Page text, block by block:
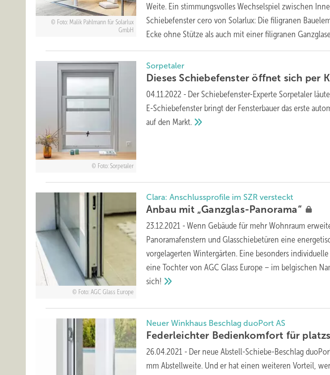
Foto: Malik Pahlmann für Solarlux
GmbH
Weite. Ein stimmungsvolles Wechselspiel zwischen
Schiebefenster cero von Solarlux: Die filigranen
Ecke ohne Stütze als auch mit einer filigranen
Foto: Sorpetaler
Sorpetaler
Dieses Schiebefenster öffnet sich per
04.11.2022 - Der Schiebefenster-Experte Sorpetaler
E-Schiebefenster bringt der Fensterbauer das erste
auf den Markt.
Foto: AGC Glass Europe
Clara: Anschlussprofile im SZR versteckt
Anbau mit „Ganzglas-Panorama“
23.12.2021 - Wenn Gebäude für mehr Wohnraum
Panoramafenstern und Glasschiebetüren eine
vorgelagerten Winter­gärten. Eine besonders
eine Tochter von AGC Glass Europe – im belgischen
sich!
Neuer Winkhaus Beschlag duoPort AS
Federleichter Bedienkomfort für
26.04.2021 - Der neue Abstell-Schiebe-Beschlag
mm Abstellweite. Und er hat einen weiteren Vorteil,